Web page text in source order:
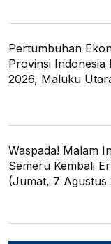
Pertumbuhan
Provinsi Indonesia
2026, Maluku
Waspada! Malam
Semeru Kembali
(Jumat, 7 Agustus